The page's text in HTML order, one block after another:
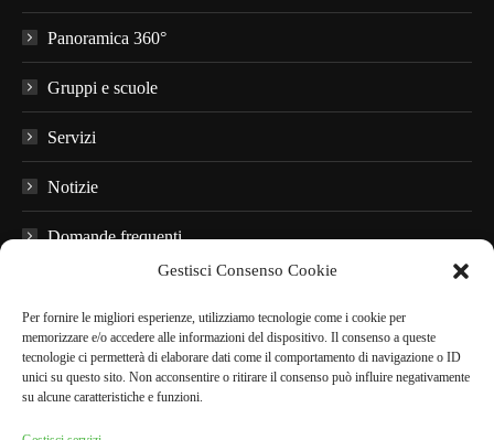
Gestisci Consenso Cookie
Per fornire le migliori esperienze, utilizziamo tecnologie come i cookie per
memorizzare e/o accedere alle informazioni del dispositivo. Il consenso a queste
tecnologie ci permetterà di elaborare dati come il comportamento di navigazione o ID
unici su questo sito. Non acconsentire o ritirare il consenso può influire negativamente
su alcune caratteristiche e funzioni.
Panoramica 360°
Gruppi e scuole
Servizi
Notizie
Domande frequenti
Audioguide
Nei dintorni